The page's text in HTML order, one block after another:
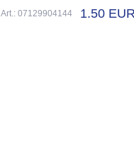
Art.: 07129904144 1.50